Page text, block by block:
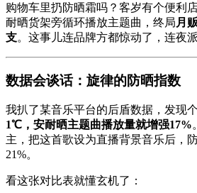
购物车里扔防晒霜吗？客岁有个便利
耐晒货架旁循环播放主题曲，终局 月
支。这事儿连品牌方都惊动了，连夜
数据会谈话：旋律的防晒指数
我扒了某音乐平台的后盾数据，发现
1℃，安耐晒主题曲播放量就增强17%
主，把这首歌设为直播背景音乐后，
21%。
看这张对比表就懂玄机了：